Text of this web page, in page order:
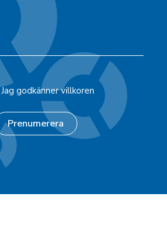
Jag godkänner villkoren